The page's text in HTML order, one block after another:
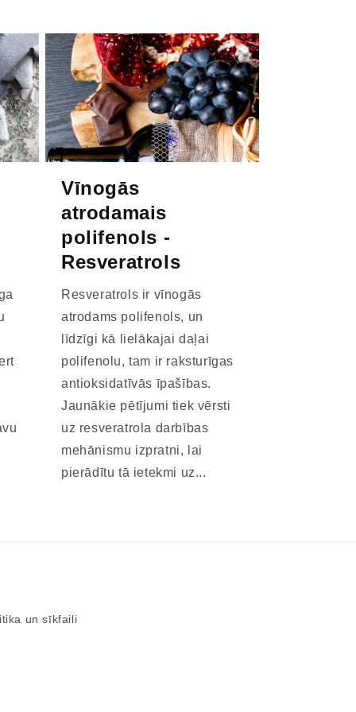
Vīnogās
atrodamais
polifenols -
Resveratrols
Resveratrols ir vīnogās
atrodams polifenols, un
līdzīgi kā lielākajai daļai
polifenolu, tam ir raksturīgas
antioksidatīvās īpašības.
Jaunākie pētījumi tiek vērsti
uz resveratrola darbības
mehānismu izpratni, lai
pierādītu tā ietekmi uz...
un sīkfaili